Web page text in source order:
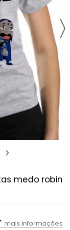
medo robin
mais informações